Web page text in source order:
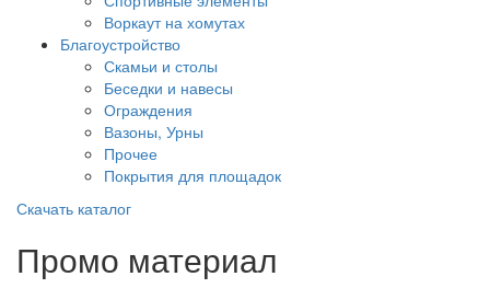
Воркаут на хомутах
Благоустройство
Скамьи и столы
Беседки и навесы
Ограждения
Вазоны, Урны
Прочее
Покрытия для площадок
Скачать каталог
Промо материал